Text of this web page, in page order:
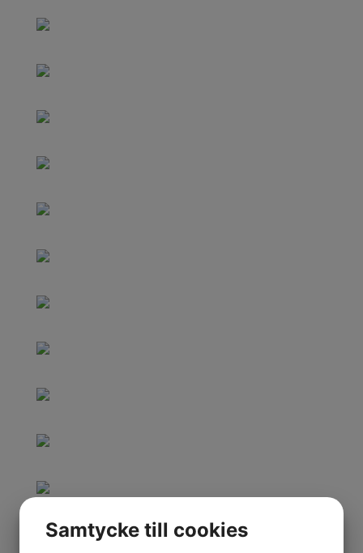
Samtycke till cookies